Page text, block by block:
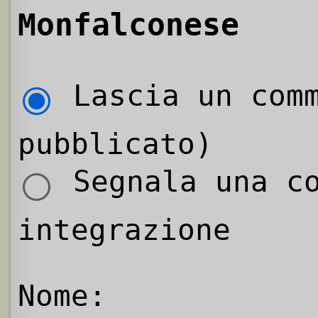
Monfalconese
Lascia un
pubblicato)
Segnala una
integrazione
Nome: